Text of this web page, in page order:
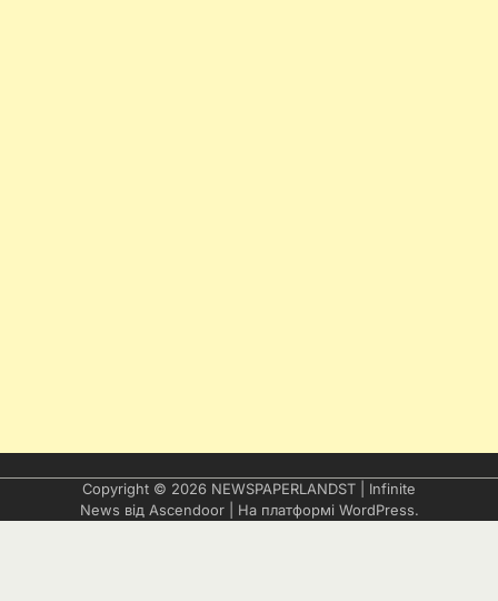
Copyright © 2026 NEWSPAPERLANDST | Infinite
News від Ascendoor| На платформі WordPress.